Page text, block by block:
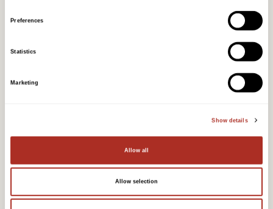
Preferences
Statistics
Marketing
Show details
Allow all
Allow selection